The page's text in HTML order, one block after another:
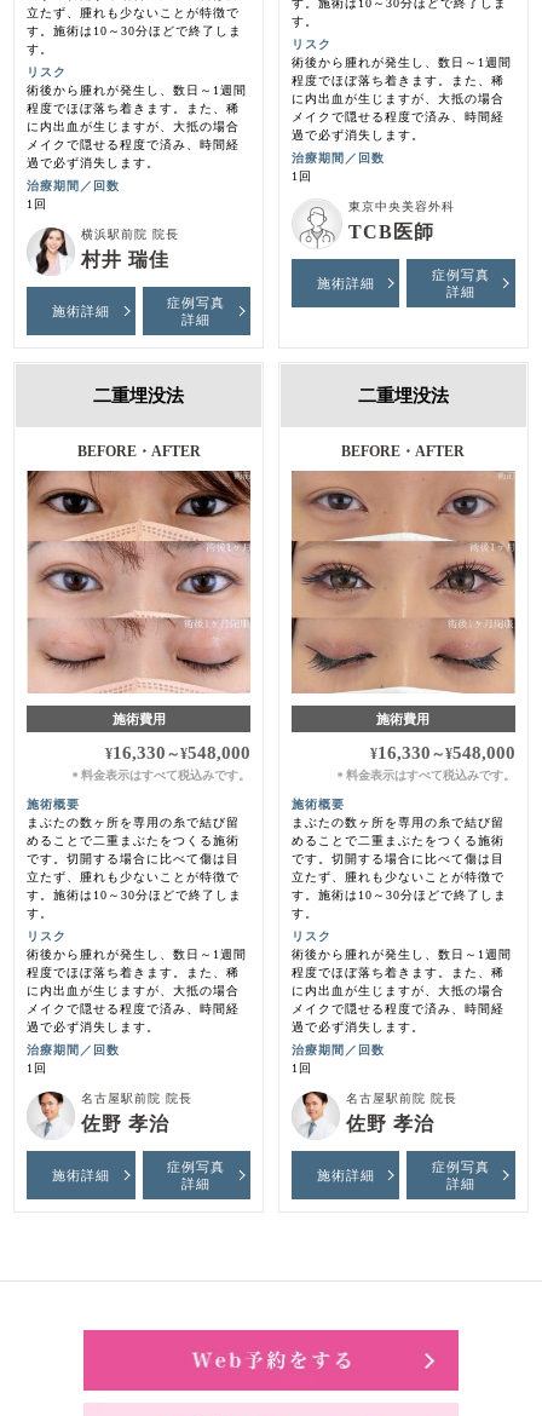
立たず、腫れも少ないことが特徴で
す。施術は10～30分ほどで終了しま
す。
リスク
術後から腫れが発生し、数日～1週間
程度でほぼ落ち着きます。また、稀
に内出血が生じますが、大抵の場合
メイクで隠せる程度で済み、時間経
過で必ず消失します。
治療期間／回数
1回
横浜駅前院 院長
村井 瑞佳
施術詳細
症例写真
詳細
す。施術は10～30分ほどで終了しま
す。
リスク
術後から腫れが発生し、数日～1週間
程度でほぼ落ち着きます。また、稀
に内出血が生じますが、大抵の場合
メイクで隠せる程度で済み、時間経
過で必ず消失します。
治療期間／回数
1回
東京中央美容外科
TCB医師
施術詳細
症例写真
詳細
二重埋没法
BEFORE・AFTER
施術費用
¥16,330 ～¥548,000
＊料金表示はすべて税込みです。
施術概要
まぶたの数ヶ所を専用の糸で結び留
めることで二重まぶたをつくる施術
です。切開する場合に比べて傷は目
立たず、腫れも少ないことが特徴で
す。施術は10～30分ほどで終了しま
す。
リスク
術後から腫れが発生し、数日～1週間
程度でほぼ落ち着きます。また、稀
に内出血が生じますが、大抵の場合
メイクで隠せる程度で済み、時間経
過で必ず消失します。
治療期間／回数
1回
名古屋駅前院 院長
佐野 孝治
施術詳細
症例写真
詳細
二重埋没法
BEFORE・AFTER
施術費用
¥16,330 ～¥548,000
＊ 料金表示はすべて税込みです。
施術概要
まぶたの数ヶ所を専用の糸で結び留
めることで二重まぶたをつくる施術
です。切開する場合に比べて傷は目
立たず、腫れも少ないことが特徴で
す。施術は10～30分ほどで終了しま
す。
リスク
術後から腫れが発生し、数日～1週間
程度でほぼ落ち着きます。また、稀
に内出血が生じますが、大抵の場合
メイクで隠せる程度で済み、時間経
過で必ず消失します。
治療期間／回数
1回
名古屋駅前院 院長
佐野 孝治
施術詳細
症例写真
詳細